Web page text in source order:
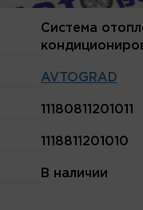
Система
AVTOGRAD
11180811201011
1118811201010
В наличии